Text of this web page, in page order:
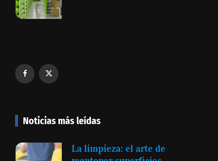
Noticias más leídas
La limpieza: el arte de